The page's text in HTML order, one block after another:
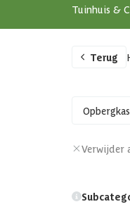
Tuinhuis &
Terug
Verwijder